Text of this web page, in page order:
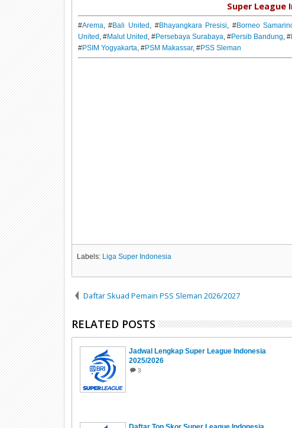
Super League
#Arema, #Bali United , #Bhayangkara Presisi, #Borneo
United , #Malut United , #Persebaya Surabaya, #Persib Bandung, #
#PSIM Yogyakarta, #PSM Makassar, #PSS Sleman
Labels: Liga Super Indonesia
Daftar Skuad Pemain PSS Sleman 2026/2027
RELATED POSTS
Jadwal Lengkap Super League Indonesia
2025/2026
3